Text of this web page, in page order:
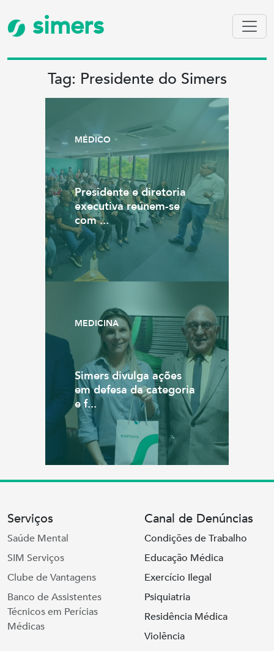
simers
Tag: Presidente do Simers
MÉDICO
Presidente e diretoria
executiva reúnem-se
com ...
MEDICINA
Simers divulga ações
em defesa da categoria
e f...
Serviços
Saúde Mental
SIM Serviços
Clube de Vantagens
Banco de Assistentes
Técnicos em Perícias
Médicas
Canal de Denúncias
Condições de Trabalho
Educação Médica
Exercício Ilegal
Psiquiatria
Residência Médica
Violência